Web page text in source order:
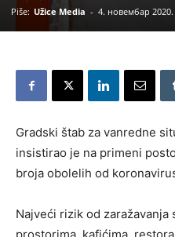
Piše: Užice Media - 4. новембар 2020.
Gradski štab za vanredne
insistirao je na primeni
broja obolelih od
Najveći rizik od